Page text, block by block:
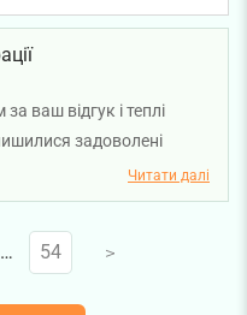
ваш відгук і теплі
задоволені
Ганна Лазарчук
Бажаємо вам
Читати далі
… 54 V